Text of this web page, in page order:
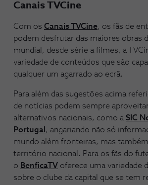
Canais TVCine
Com os Canais TVCine, os fãs de
podem desfrutar das maiores obras
mundial, desde série a filmes, a
variedade de conteúdos que são
qualquer um agarrado ao ecrã.
Para além das sugestões acima
de notícias podem sempre
alternativos nacionais, como a SIC
Portugal , angariando não só
mundo além fronteiras, mas
território nacional. Para os fãs do
o BenficaTV oferece uma variedade
sobre o clube da capital que se tem